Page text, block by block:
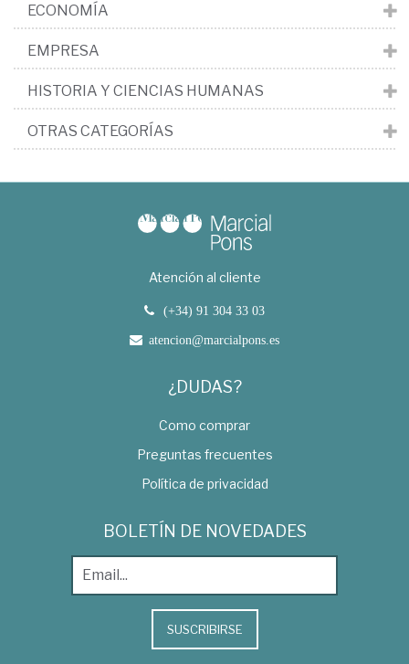
ECONOMÍA
EMPRESA
HISTORIA Y CIENCIAS HUMANAS
OTRAS CATEGORÍAS
Atención al cliente
(+34) 91 304 33 03
atencion@marcialpons.es
¿DUDAS?
Como comprar
Preguntas frecuentes
Política de privacidad
BOLETÍN DE NOVEDADES
SUSCRIBIRSE